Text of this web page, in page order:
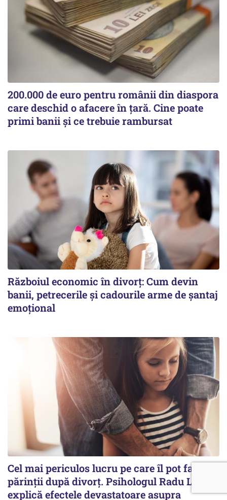
200.000 de euro pentru românii din diaspora
care deschid o afacere în țară. Cine poate
primi banii și ce trebuie rambursat
Războiul economic în divorț: Cum devin
banii, petrecerile și cadourile arme de șantaj
emoțional
Cel mai periculos lucru pe care îl pot face
părinții după divorț. Psihologul Radu Leca
explică efectele devastatoare asupra